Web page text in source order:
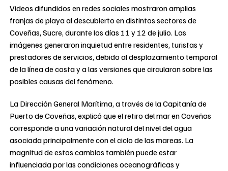
Videos difundidos en redes sociales mostraron amplias
franjas de playa al descubierto en distintos sectores de
Coveñas, Sucre, durante los días 11 y 12 de julio. Las
imágenes generaron inquietud entre residentes, turistas y
prestadores de servicios, debido al desplazamiento temporal
de la línea de costa y a las versiones que circularon sobre las
posibles causas del fenómeno.
La Dirección General Marítima, a través de la Capitanía de
Puerto de Coveñas, explicó que el retiro del mar en Coveñas
corresponde a una variación natural del nivel del agua
asociada principalmente con el ciclo de las mareas. La
magnitud de estos cambios también puede estar
influenciada por las condiciones oceanográficas y